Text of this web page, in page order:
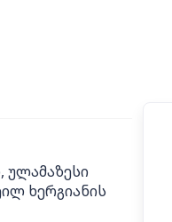
ულამაზესი
ხერგიანის